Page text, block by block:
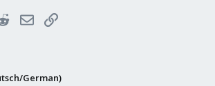
RedditEmailLink
German)